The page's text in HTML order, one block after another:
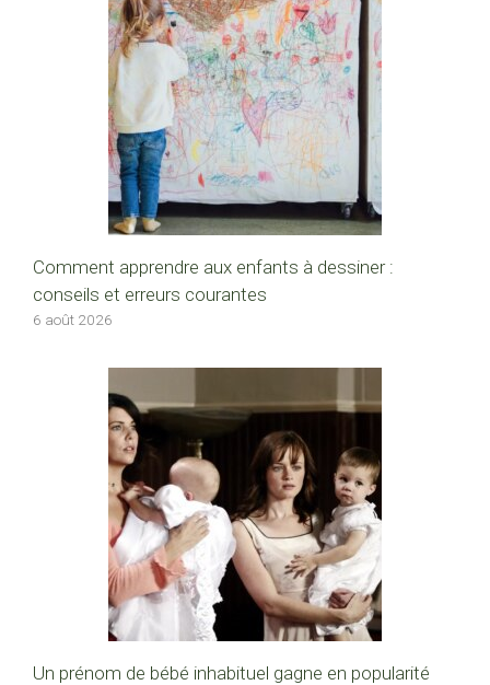
Comment apprendre aux enfants à dessiner :
conseils et erreurs courantes
6 août 2026
Un prénom de bébé inhabituel gagne en popularité